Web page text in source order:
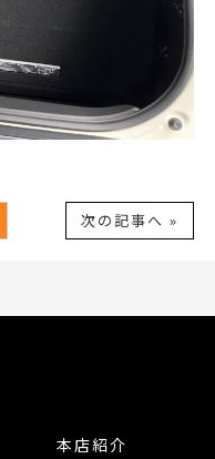
次の記事へ »
本店紹介